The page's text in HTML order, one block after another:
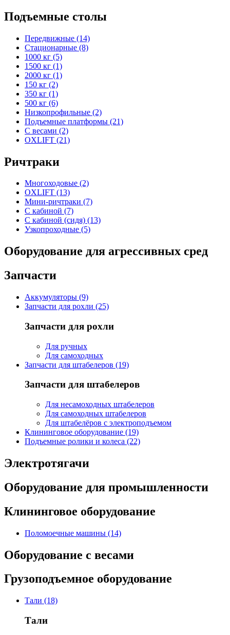
Подъемные столы
Передвижные (14)
Стационарные (8)
1000 кг (5)
1500 кг (1)
2000 кг (1)
150 кг (2)
350 кг (1)
500 кг (6)
Низкопрофильные (2)
Подъемные платформы (21)
С весами (2)
OXLIFT (21)
Ричтраки
Многоходовые (2)
OXLIFT (13)
Мини-ричтраки (7)
С кабиной (7)
С кабиной (сидя) (13)
Узкопроходные (5)
Оборудование для агрессивных сред
Запчасти
Аккумуляторы (9)
Запчасти для рохли (25)
Запчасти для рохли
Для ручных
Для самоходных
Запчасти для штабелеров (19)
Запчасти для штабелеров
Для несамоходных штабелеров
Для самоходных штабелеров
Для штабелёров с электроподъемом
Клининговое оборудование (19)
Подъемные ролики и колеса (22)
Электротягачи
Оборудование для промышленности
Клининговое оборудование
Поломоечные машины (14)
Оборудование с весами
Грузоподъемное оборудование
Тали (18)
Тали